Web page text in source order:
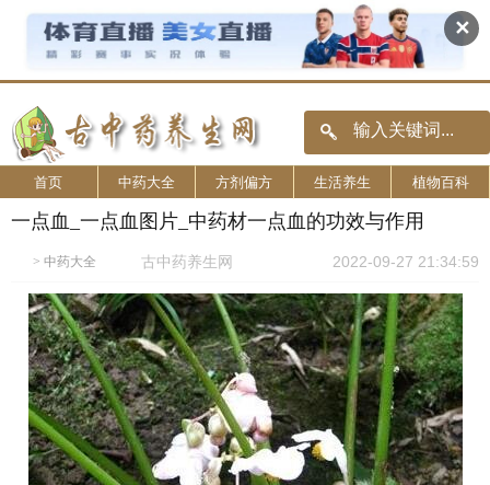
✕
首页 中药大全 方剂偏方 生活养生 植物百科
一点血_一点血图片_中药材一点血的功效与作用
> 中药大全 古中药养生网 2022-09-27 21:34:59